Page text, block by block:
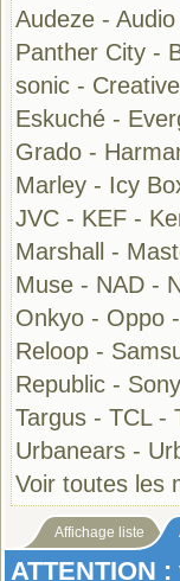
Audeze -
Panther City -
sonic -
Eskuché -
Grado -
Marley - Icy
JVC - KEF -
Marshall
-
Muse - NAD -
Onkyo - Oppo -
Reloop -
Republic - Sony
Targus - TCL-
Urbanears -
Voir toutes les
Affichage liste
ATTENTION